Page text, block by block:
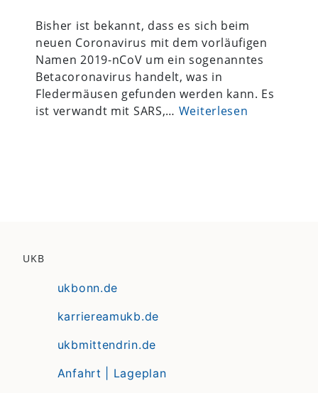
Bisher ist bekannt, dass es sich beim
neuen Coronavirus mit dem vorläufigen
Namen 2019-nCoV um ein sogenanntes
Betacoronavirus handelt, was in
Fledermäusen gefunden werden kann. Es
ist verwandt mit SARS,… Weiterlesen
UKB
ukbonn.de
karriereamukb.de
ukbmittendrin.de
Anfahrt | Lageplan